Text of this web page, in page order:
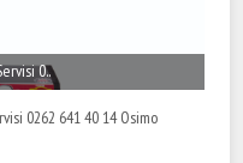
0..
0262 641 40 14 Osimo